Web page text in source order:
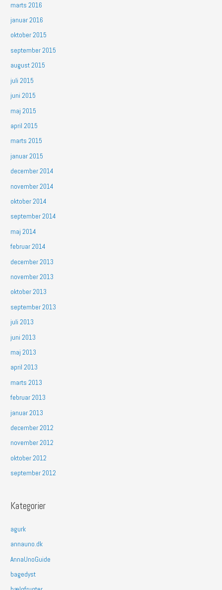
marts 2016
januar 2016
oktober 2015
september 2015
august 2015
juli 2015
juni 2015
maj 2015
april 2015
marts 2015
januar 2015
december 2014
november 2014
oktober 2014
september 2014
maj 2014
februar 2014
december 2013
november 2013
oktober 2013
september 2013
juli 2013
juni 2013
maj 2013
april 2013
marts 2013
februar 2013
januar 2013
december 2012
november 2012
oktober 2012
september 2012
Kategorier
agurk
annauno.dk
AnnaUnoGuide
bagedyst